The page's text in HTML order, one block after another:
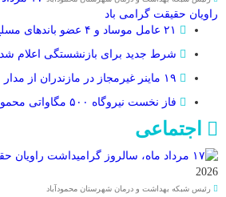
راویان حقیقت گرامی باد
شرط جدید برای بازنشستگی اعلام شد
فاز نخست نیروگاه ۵۰۰ مگاواتی محمودآباد به‌زودی آغاز می‌شود
اجتماعی
2026
رئیس شبکه بهداشت و درمان شهرستان محمودآباد